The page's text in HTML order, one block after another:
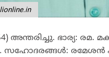
അന്തരിച്ചു. ഭാര്യ:
രമേശൻ